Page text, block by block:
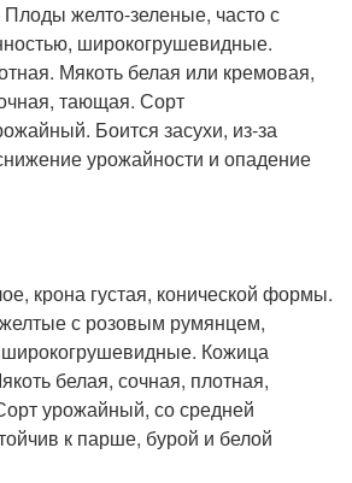
желто-зеленые, часто с
широкогрушевидные.
Мякоть белая или кремовая,
тающая. Сорт
Боится засухи, из-за
урожайности и опадение
крона густая, конической формы.
с розовым румянцем,
Кожица
белая, сочная, плотная,
урожайный, со средней
к парше, бурой и белой